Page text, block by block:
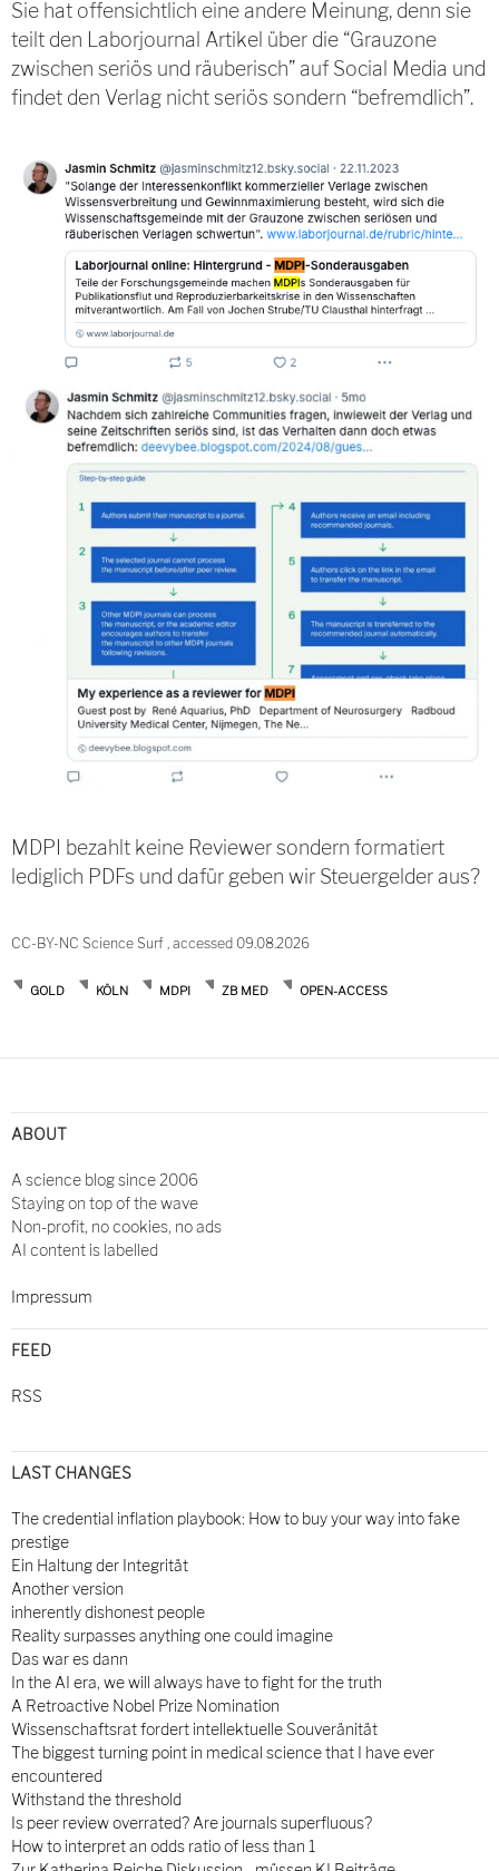
Sie hat offensichtlich eine andere Meinung, denn sie
teilt den Laborjournal Artikel über die “Grauzone
zwischen seriös und räuberisch” auf Social Media und
findet den Verlag nicht seriös sondern “befremdlich”.
MDPI bezahlt keine Reviewer sondern formatiert
lediglich PDFs und dafür geben wir Steuergelder aus?
CC-BY-NC Science Surf , accessed 09.08.2026
GOLD KÖLN MDPI ZB MED OPEN-ACCESS
ABOUT
A science blog since 2006
Staying on top of the wave
Non-profit, no cookies, no ads
AI content is labelled
Impressum
FEED
RSS
LAST CHANGES
The credential inflation playbook: How to buy your way into fake
prestige
Ein Haltung der Integrität
Another version
inherently dishonest people
Reality surpasses anything one could imagine
Das war es dann
In the AI era, we will always have to fight for the truth
A Retroactive Nobel Prize Nomination
Wissenschaftsrat fordert intellektuelle Souveränität
The biggest turning point in medical science that I have ever
encountered
Withstand the threshold
Is peer review overrated? Are journals superfluous?
How to interpret an odds ratio of less than 1